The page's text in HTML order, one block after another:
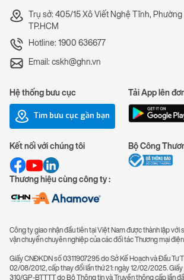
Trụ sở: 405/15 Xô Viết Nghệ Tĩnh, Phường
TP.HCM
Hotline: 1900 636677
Email: cskh@ghn.vn
Hệ thống bưu cục
Tìm bưu cục gần bạn
Tải App lên
Kết nối với chúng tôi
Thương hiệu cùng công ty :
Bộ Công
Công ty giao nhận đầu tiên tại Việt Nam được thành lập với
vận chuyển chuyên nghiệp của các đối tác Thương mại
Giấy CNĐKDN số 0311907295 do Sở Kế Hoạch và Đầu Tư
02/08/2012, cấp thay đổi lần thứ 21: ngày 12/02/2025.
310/GP-BTTTT do Bộ Thông tin và Truyền thông cấp lần